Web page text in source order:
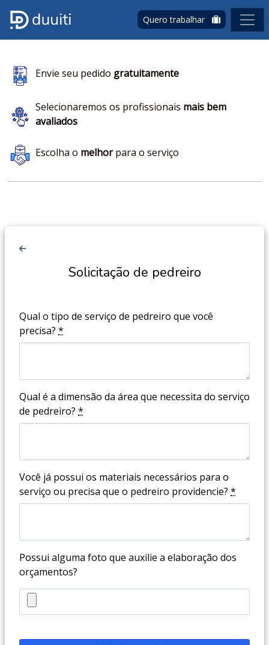
Quero trabalhar
Envie seu pedido gratuitamente
Selecionaremos os profissionais mais bem
avaliados
Escolha o melhorpara o serviço
Solicitação de pedreiro
Qual o tipo de serviço de pedreiro que você
precisa? *
Qual é a dimensão da área que necessita do serviço
de pedreiro? *
Você já possui os materiais necessários para o
serviço ou precisa que o pedreiro providencie? *
Possui alguma foto que auxilie a elaboração dos
orçamentos?